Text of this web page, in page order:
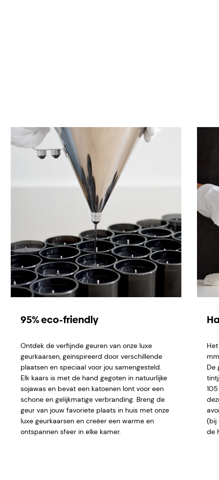
95% eco-friendly
Ontdek de verfijnde geuren van onze luxe
geurkaarsen, geïnspireerd door verschillende
plaatsen en speciaal voor jou samengesteld.
Elk kaars is met de hand gegoten in natuurlijke
sojawas en bevat een katoenen lont voor een
schone en gelijkmatige verbranding. Breng de
geur van jouw favoriete plaats in huis met onze
luxe geurkaarsen en creëer een warme en
ontspannen sfeer in elke kamer.
De
(bij
de